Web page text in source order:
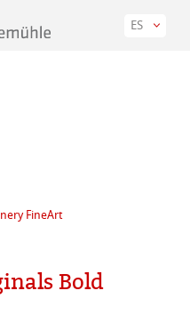
ES
FineArt
Bold